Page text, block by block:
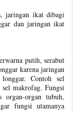
jaringan ikat dibagi
dan jaringan ikat
putih, serabut
karena jaringan
Contoh sel
makrofag. Fungsi
organ-organ tubuh,
fungsi utamanya